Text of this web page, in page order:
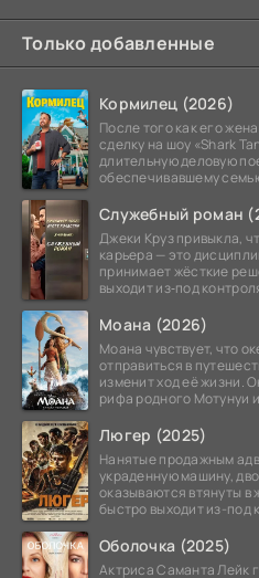
Только добавленные
Кормилец (2026)
После того как его
сделку на шоу «Shark
длительную деловую
обеспечивавшему
Служебный роман
Джеки Круз привыкла,
карьера — это
принимает жёсткие
выходит из‑под
Моана (2026)
Моана чувствует, что
отправиться в
изменит ход её жизни.
рифа родного Мотунуи
Люгер (2025)
Нанятые продажным
украденную машину,
оказываются втянуты в
быстро выходит из-под
Оболочка (2025)
Актриса Саманта Лейк